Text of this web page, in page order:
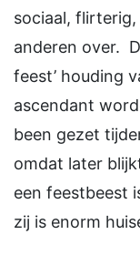
sociaal,
anderen over.
feest’ houding
ascendant
been gezet
omdat later
een feestbeest
zij is enorm